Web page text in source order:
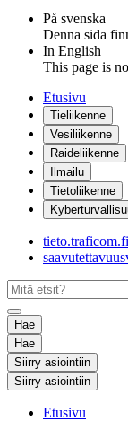
På svenska
Denna sida
In English
This page is
Etusivu
Tieliikenne
Vesiliikenne
Raideliikenne
Ilmailu
Tietoliikenne
tieto.traficom.fi
Hae
Hae
Siirry asiointiin
Siirry asiointiin
Etusivu